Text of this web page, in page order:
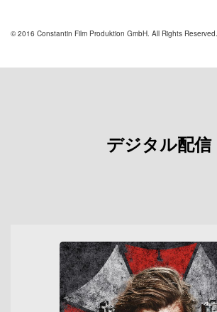
© 2016 Constantin Film Produktion GmbH. All Rights Reserved.
デジタル配信